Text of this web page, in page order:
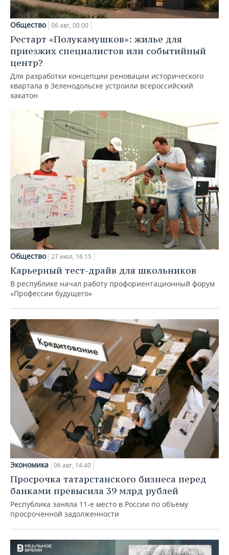
Общество 06 авг, 00:00
Рестарт «Полукамушков»: жилье для
приезжих специалистов или событийный
центр?
Для разработки концепции реновации исторического
квартала в Зеленодольске устроили всероссийский
хакатон
Общество 27 июл, 16:15
Карьерный тест-драйв для школьников
В республике начал работу профориентационный форум
«Профессии будущего»
Экономика 06 авг, 14:40
Просрочка татарстанского бизнеса перед
банками превысила 39 млрд рублей
Республика заняла 11-е место в России по объему
просроченной задолженности